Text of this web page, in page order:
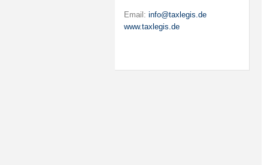
Email: info@taxlegis.de
www.taxlegis.de